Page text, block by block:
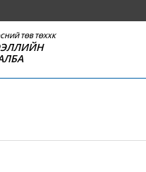
ТӨВ ТӨХХК